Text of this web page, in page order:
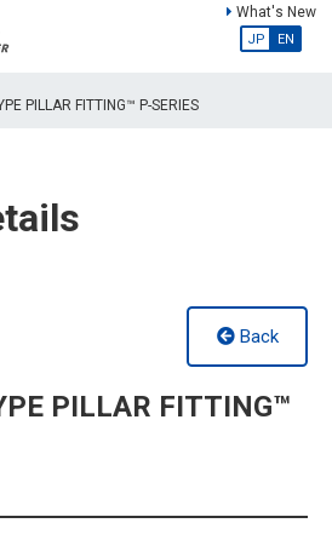
What's New
JP EN
PILLAR FITTING™ P-SERIES
Back
PILLAR FITTING™